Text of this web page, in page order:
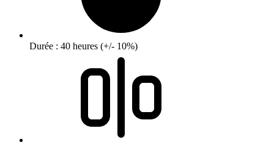
Durée : 40 heures (+/- 10%)